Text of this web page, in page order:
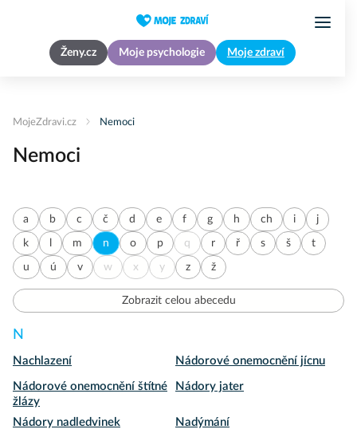
Ženy.cz Moje psychologie Moje zdraví
MojeZdravi.cz Nemoci
Nemoci
a b c č d e f g h ch i j
k m n o p q r ř s š t
u ú v w x y z ž
Zobrazit celou abecedu
N
Nachlazení Nádorové onemocnění jícnu
Nádorové onemocnění štítné
žlázy
Nádory jater
Nádory nadledvinek Nadýmání